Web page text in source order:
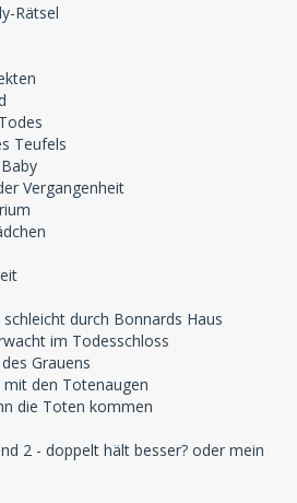
Rätsel
Teufels
Vergangenheit
durch Bonnards Haus
im Todesschloss
Grauens
den Totenaugen
die Toten kommen
2 - doppelt hält besser? oder mein